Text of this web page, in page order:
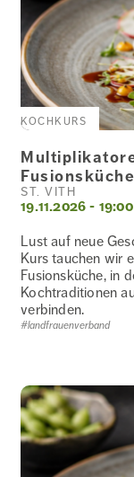
KOCHKURS
ST. VITH
19.11.2026 - 19:00
Fusionsküche
Lust auf neue
Kurs tauchen wir
Fusionsküche, in
Kochtraditionen
verbinden.
#landfrauenverband